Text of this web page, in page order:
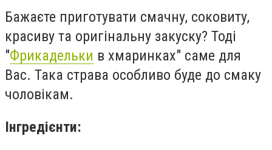
Бажаєте приготувати смачну, соковиту,
красиву та оригінальну закуску? Тоді
"Фрикадельки в хмаринках" саме для
Вас. Така страва особливо буде до смаку
чоловікам.
Інгредієнти: